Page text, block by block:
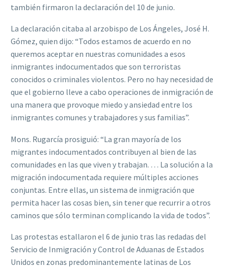
también firmaron la declaración del 10 de junio.
La declaración citaba al arzobispo de Los Ángeles, José H.
Gómez, quien dijo: “Todos estamos de acuerdo en no
queremos aceptar en nuestras comunidades a esos
inmigrantes indocumentados que son terroristas
conocidos o criminales violentos. Pero no hay necesidad de
que el gobierno lleve a cabo operaciones de inmigración de
una manera que provoque miedo y ansiedad entre los
inmigrantes comunes y trabajadores y sus familias”.
Mons. Rugarcía prosiguió: “La gran mayoría de los
migrantes indocumentados contribuyen al bien de las
comunidades en las que viven y trabajan. … La solución a la
migración indocumentada requiere múltiples acciones
conjuntas. Entre ellas, un sistema de inmigración que
permita hacer las cosas bien, sin tener que recurrir a otros
caminos que sólo terminan complicando la vida de todos”.
Las protestas estallaron el 6 de junio tras las redadas del
Servicio de Inmigración y Control de Aduanas de Estados
Unidos en zonas predominantemente latinas de Los